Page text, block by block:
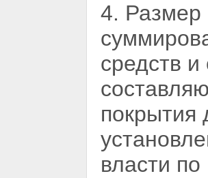
4. Размер
средств
покрытия
власти